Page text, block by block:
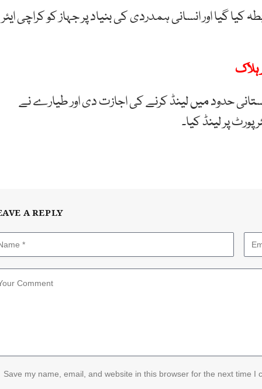
گیا اور انسانی ہمدردی کی بنیاد پر جہاز کو کراچی ایئر
حدود میں لینڈ کرنے کی اجازت دی اور طیارے نے
A REPLY
Save my name, email, and website in this browser for the next time I